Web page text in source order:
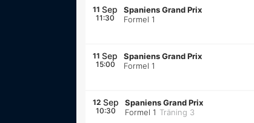
11 Sep
11:30
Spaniens Grand Prix
Formel 1
11 Sep
15:00
Spaniens Grand Prix
Formel 1
12 Sep
10:30
Spaniens Grand Prix
Formel 1 Träning 3